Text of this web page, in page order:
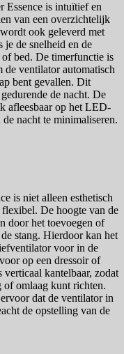
Essence is intuïtief en
van een overzichtelijk
ook geleverd met
je de snelheid en de
bed. De timerfunctie is
de ventilator automatisch
bent gevallen. Dit
de nacht. De
afleesbaar op het LED-
nacht te minimaliseren.
is niet alleen esthetisch
De hoogte van de
door het toevoegen of
stang. Hierdoor kan het
voor in de
op een dressoir of
kantelbaar, zodat
of omlaag kunt richten.
dat de ventilator in
de opstelling van de